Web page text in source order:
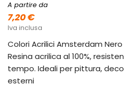
A partire da
7,20 €
Iva inclusa
Colori Acrilici Amsterdam
Resina acrilica al 100%,
tempo. Ideali per pittura,
esterni